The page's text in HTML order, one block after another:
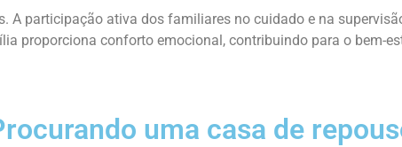
participação ativa dos familiares no cuidado e na
proporciona conforto emocional, contribuindo para o bem-
uma casa de